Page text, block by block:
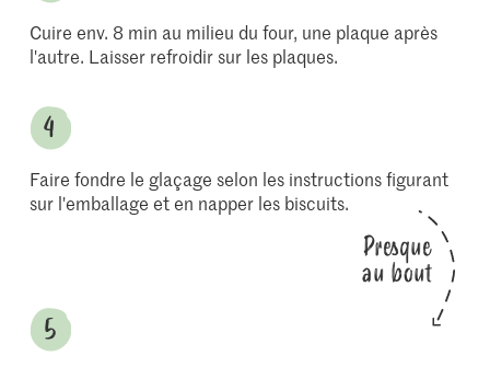
Cuire env. 8 min au milieu du four, une plaque après
l'autre. Laisser refroidir sur les plaques.
Faire fondre le glaçage selon les instructions figurant
sur l'emballage et en napper les biscuits.
Presque
au bout